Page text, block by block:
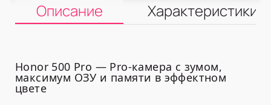
Описание Характеристики
Honor 500 Pro — Pro-камера с зумом,
максимум ОЗУ и памяти в эффектном
цвете